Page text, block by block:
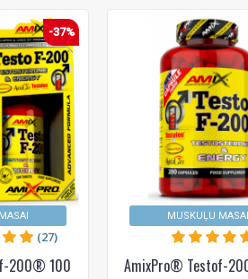
-37%
200® 100
(27)
MUSKUĻU MASAI
AmixPro® Testof-